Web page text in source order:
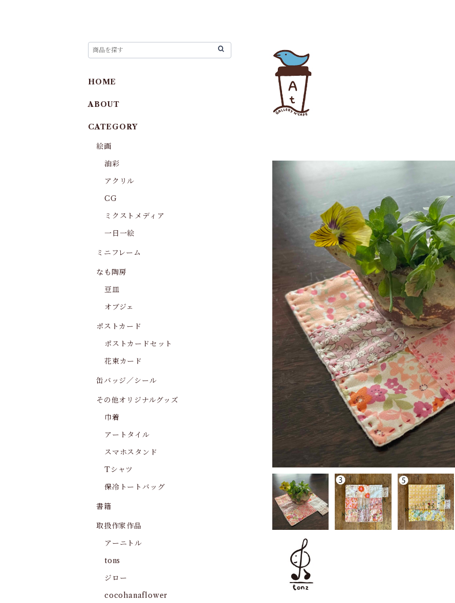
HOME
ABOUT
CATEGORY
絵画
油彩
アクリル
CG
ミクストメディア
一日一絵
ミニフレーム
なも陶房
豆皿
オブジェ
ポストカード
ポストカードセット
花束カード
缶バッジ／シール
その他オリジナルグッズ
巾着
アートタイル
スマホスタンド
Tシャツ
保冷トートバッグ
書籍
取扱作家作品
アーニトル
tons
ジロー
cocohanaflower